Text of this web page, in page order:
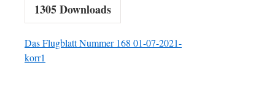
1305Downloads
Das Flugblatt Nummer 168 01-07-2021-
korr1